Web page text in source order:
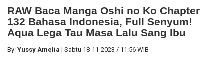
RAW Baca Manga Oshi no Ko Chapter
132 Bahasa Indonesia, Full Senyum!
Aqua Lega Tau Masa Lalu Sang Ibu
By: Yussy Amelia | Sabtu 18-11-2023 / 11:56 WIB